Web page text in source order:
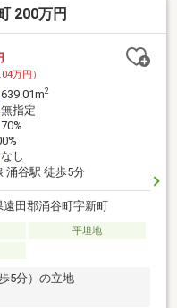
200万円
万円）
2
指定
し
涌谷駅 徒歩5分
遠田郡涌谷町字新町
平坦地
5分）の立地